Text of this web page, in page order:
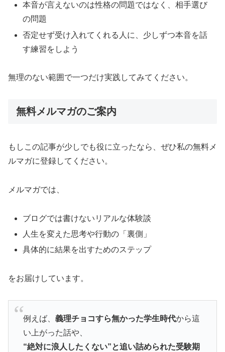
本音が言えないのは性格の問題ではなく、相手選び
の問題
否定せず受け入れてくれる人に、少しずつ本音を話
す練習をしよう
無理のない範囲で一つだけ実践してみてください。
無料メルマガのご案内
もしこの記事が少しでも役に立ったなら、ぜひ私の無料メ
ルマガに登録してください。
メルマガでは、
ブログでは書けないリアルな体験談
人生を変えた思考や行動の「裏側」
具体的に結果を出すためのステップ
をお届けしています。
例えば、 義理チョコすら無かった学生時代から這
い上がった話や、
“絶対に浪人したくない”と追い詰められた受験期